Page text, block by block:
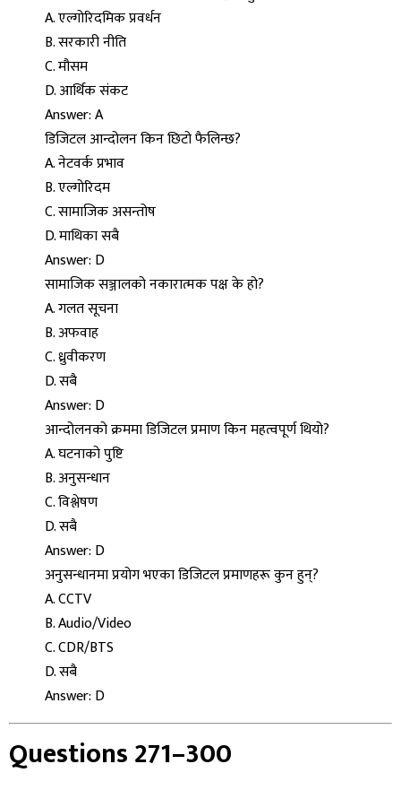
A. एल्गोरिदमिक प्रवर्धन
B. सरकारी नीति
C. मौसम
D. आर्थिक संकट
Answer: A
डिजिटल आन्दोलन किन छिटो फैलिन्छ?
A. नेटवर्क प्रभाव
B. एल्गोरिदम
C. सामाजिक असन्तोष
D. माथिका सबै
Answer: D
सामाजिक सञ्जालको नकारात्मक पक्ष के हो?
A. गलत सूचना
B. अफवाह
C. ध्रुवीकरण
D. सबै
Answer: D
आन्दोलनको क्रममा डिजिटल प्रमाण किन महत्वपूर्ण थियो?
A. घटनाको पुष्टि
B. अनुसन्धान
C. विश्लेषण
D. सबै
Answer: D
अनुसन्धानमा प्रयोग भएका डिजिटल प्रमाणहरू कुन हुन्?
A. CCTV
B. Audio/Video
C. CDR/BTS
D. सबै
Answer: D
Questions 271–300